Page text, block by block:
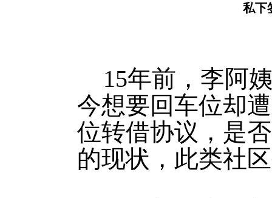
私下
15年前，李阿
今想要回车位却
位转借协议，是
的现状，此类社